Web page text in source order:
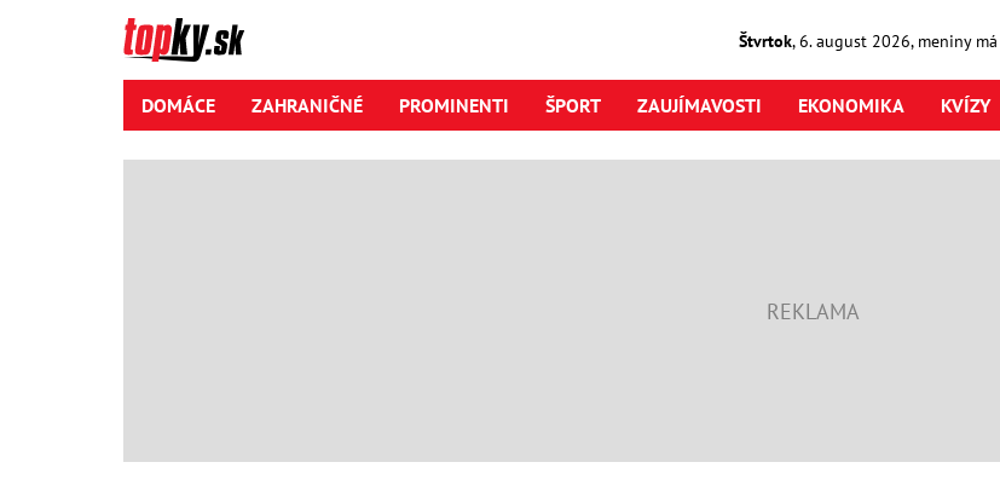
Štvrtok,6. august2026, meniny má
DOMÁCE ZAHRANIČNÉ PROMINENTI ŠPORT ZAUJÍMAVOSTI EKONOMIKA KVÍZY